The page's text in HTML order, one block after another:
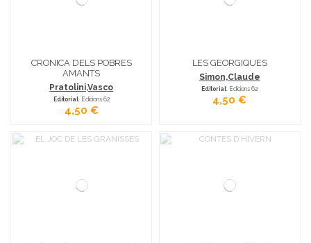
CRONICA DELS POBRES
AMANTS
Pratolini,Vasco
Editorial: Edicions 62
4,50 €
LES GEORGIQUES
Simon,Claude
Editorial: Edicions 62
4,50 €